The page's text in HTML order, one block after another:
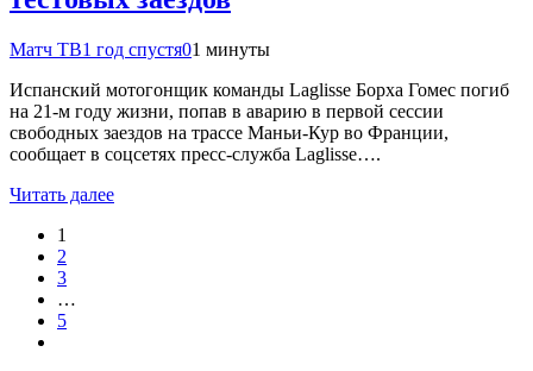
Матч ТВ1 год спустя01 минуты
Испанский мотогонщик команды Laglisse Борха Гомес погиб
на 21‑м году жизни, попав в аварию в первой сессии
свободных заездов на трассе Маньи‑Кур во Франции,
сообщает в соцсетях пресс‑служба Laglisse….
Читать далее
1
2
3
…
5